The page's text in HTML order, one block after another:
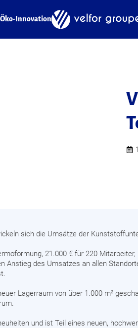
Öko-Innovation
sich die Umsätze der
21.000 € für 220
Anstieg des Umsatzes an allen
Lagerraum von über 1.000 m²
und ist Teil eines neuen,